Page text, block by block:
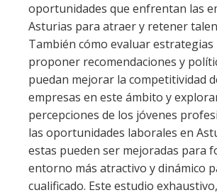
oportunidades que enfrentan las
Asturias para atraer y retener
También cómo evaluar estrategias
proponer recomendaciones y
puedan mejorar la competitividad
empresas en este ámbito y
percepciones de los jóvenes
las oportunidades laborales en
estas pueden ser mejoradas para
entorno más atractivo y dinámico
cualificado. Este estudio